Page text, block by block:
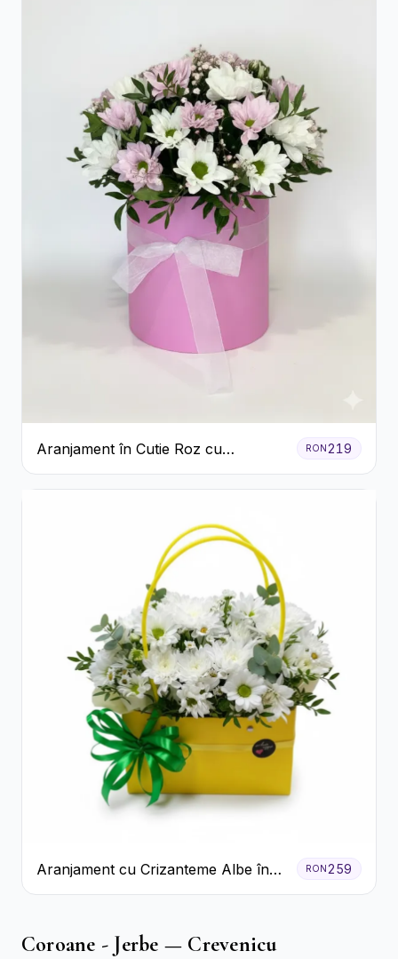
Aranjament în Cutie Roz cu
Crizanteme Albe și Lila
RON 219
Aranjament cu Crizanteme Albe în
Cutie Galbenă
RON 259
Coroane - Jerbe — Crevenicu